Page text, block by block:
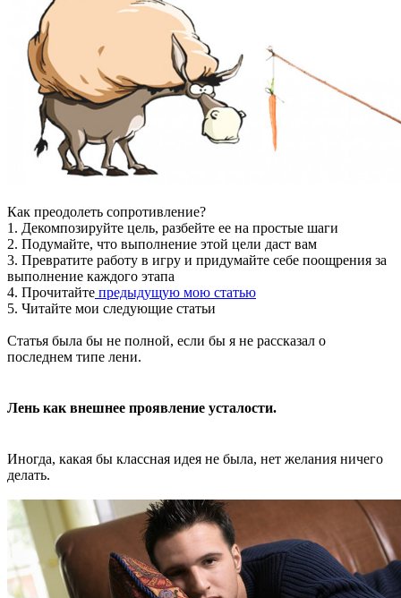
Как преодолеть сопротивление?
1. Декомпозируйте цель, разбейте ее на простые шаги
2. Подумайте, что выполнение этой цели даст вам
3. Превратите работу в игру и придумайте себе поощрения за
выполнение каждого этапа
4. Прочитайте предыдущую мою статью
5. Читайте мои следующие статьи
Статья была бы не полной, если бы я не рассказал о
последнем типе лени.
Лень как внешнее проявление усталости.
Иногда, какая бы классная идея не была, нет желания ничего
делать.